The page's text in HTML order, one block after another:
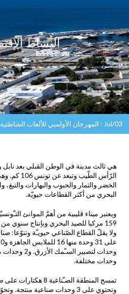
النشاط
Jul/03 : المهرجان الأولمبي للألعاب الشاطئية بقليبية
هي ثالث مدينة في الوطن القبلي بعد
الرّأس الطّيب
الخضر والثمار والحبوب والبهارات والتبغ،
البحري من أكثر القطاعات حيويّة.
ويعتبر ميناء قليبية من أهمّ الموانئ
ولا يقلّ القطاع الصّناعي حيويـّة وتنوّعا:
وحدات مختلفة.
وتحتوي على 3 وحدات صناعية